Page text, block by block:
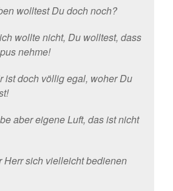
wolltest Du doch noch?
wollte nicht, Du wolltest, dass
nehme!
ist doch völlig egal, woher Du
aber eigene Luft, das ist nicht
Herr sich vielleicht bedienen